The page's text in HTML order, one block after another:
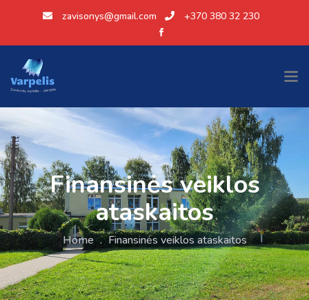
zavisonys@gmail.com +370 380 32 230
Finansinės veiklos
ataskaitos
Home . Finansinės veiklos ataskaitos